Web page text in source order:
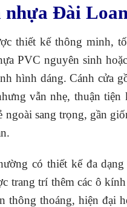
nhựa Đài
thiết kế thông minh,
PVC nguyên sinh
hình dáng. Cánh cửa
vẫn nhẹ, thuận
ngoài sang trọng, gần
có thiết kế đa
trang trí thêm các ô
thông thoáng, hiện đại